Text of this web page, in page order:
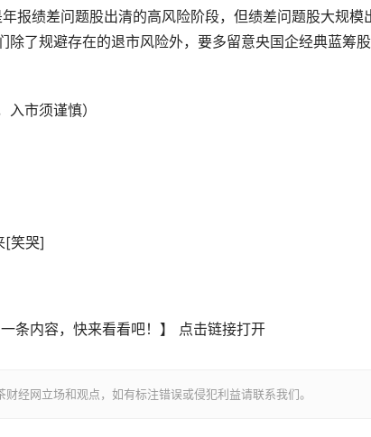
报绩差问题股出清的高风险阶段，但绩差问题股大规模
了规避存在的退市风险外，要多留意央国企经典蓝筹
入市须谨慎）
[笑哭]
条内容，快来看看吧！】 点击链接打开
经网立场和观点，如有标注错误或侵犯利益请联系我们。